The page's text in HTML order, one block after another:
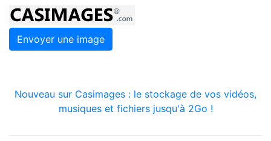
Envoyer une image
Nouveau sur Casimages : le stockage de vos vidéos,
musiques et fichiers jusqu'à 2Go !